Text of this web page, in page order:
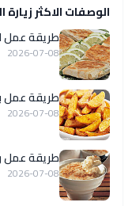
الوصفات الاكثر زيارة
طريقة عمل
2026-07-08
طريقة عمل
2026-07-08
طريقة عمل رز
2026-07-08